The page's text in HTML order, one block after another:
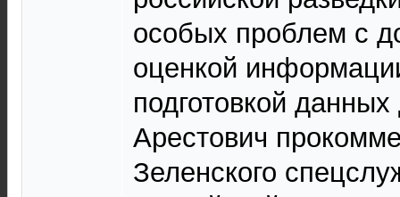
особых проблем с
оценкой
подготовкой
Арестович
Зеленского